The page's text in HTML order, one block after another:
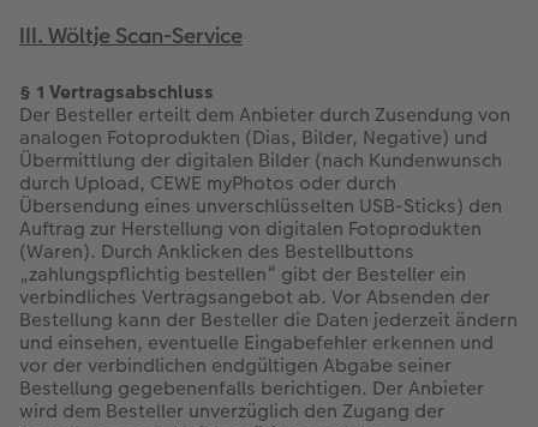
III. Wöltje Scan-Service
§ 1 Vertragsabschluss
Der Besteller erteilt dem Anbieter durch Zusendung von
analogen Fotoprodukten (Dias, Bilder, Negative) und
Übermittlung der digitalen Bilder (nach Kundenwunsch
durch Upload, CEWE myPhotos oder durch
Übersendung eines unverschlüsselten USB-Sticks) den
Auftrag zur Herstellung von digitalen Fotoprodukten
(Waren). Durch Anklicken des Bestellbuttons
„zahlungspflichtig bestellen“ gibt der Besteller ein
verbindliches Vertragsangebot ab. Vor Absenden der
Bestellung kann der Besteller die Daten jederzeit ändern
und einsehen, eventuelle Eingabefehler erkennen und
vor der verbindlichen endgültigen Abgabe seiner
Bestellung gegebenenfalls berichtigen. Der Anbieter
wird dem Besteller unverzüglich den Zugang der